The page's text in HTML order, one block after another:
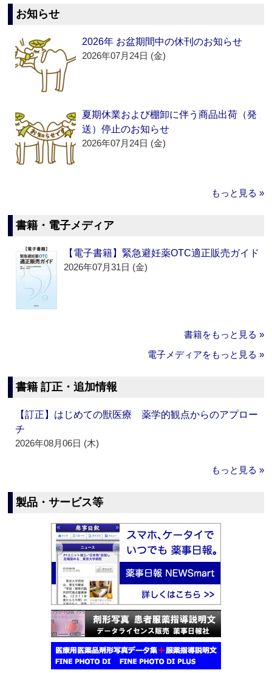
お知らせ
2026年 お盆期間中の休刊のお知らせ
2026年07月24日 (金)
夏期休業および棚卸に伴う商品出荷（発
送）停止のお知らせ
2026年07月24日 (金)
もっと見る »
書籍・電子メディア
【電子書籍】緊急避妊薬OTC適正販売ガイド
2026年07月31日 (金)
書籍をもっと見る »
電子メディアをもっと見る »
書籍 訂正・追加情報
【訂正】はじめての獣医療 薬学的観点からのアプロー
チ
2026年08月06日 (木)
もっと見る »
製品・サービス等